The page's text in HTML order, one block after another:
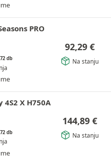
PRO
72 db
92,29 €
Na stanju
X H750A
72 db
144,89 €
Na stanju